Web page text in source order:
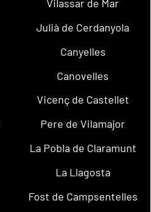
Vilassar de Mar
Julià de Cerdanyola
Canyelles
Canovelles
Vicenç de Castellet
Pere de Vilamajor
La Pobla de Claramunt
La Llagosta
Fost de Campsentelles